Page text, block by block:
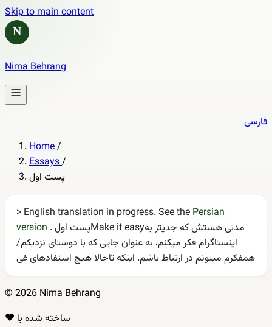
Skip to main content
N
Nima Behrang
فارسی
Home/
Essays/
پست اول
> English translation in progress. See thePersian
version . پست اولMake it easyمدتی هستش که جدیتر به
اینستاگرام فکر میکنم، به عنوان جایی که با دوستای نزدیکم/
همفکرم میتونم در ارتباط باشم. اینکه تاحالا هیچ استفادهای غی
© 2026 Nima Behrang
ساخته شده با ❤️